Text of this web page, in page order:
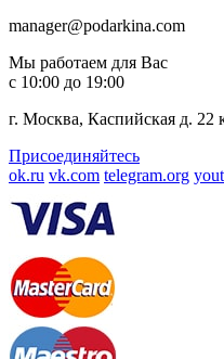
manager@podarkina.com
Мы работаем для Вас
с 10:00 до 19:00
г. Москва, Каспийская д. 22
Присоединяйтесь
ok.ru vk.com telegram.org